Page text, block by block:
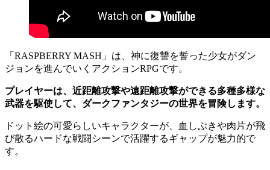
「RASPBERRY MASH」は、神に復讐を誓った少女がダン
ジョンを進んでいくアクションRPGです。
プレイヤーは、近距離攻撃や遠距離攻撃ができる多種多様な
武器を駆使して、ダークファンタジーの世界を冒険します。
ドット絵の可愛らしいキャラクターが、血しぶきや肉片が飛
び散るハードな戦闘シーンで活躍するギャップが魅力的で
す。